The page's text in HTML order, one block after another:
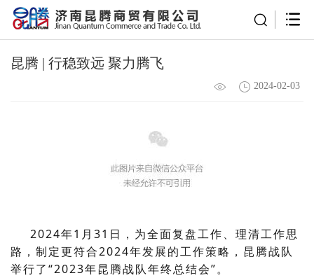
昆腾 | 行稳致远 聚力腾飞
2024-02-03
2024年1月31日，为全面复盘工作、 理清工作思
路， 制定更符合2024年发展的工作策略，昆腾战队
举行了“2023年昆腾战队年终总结会”。